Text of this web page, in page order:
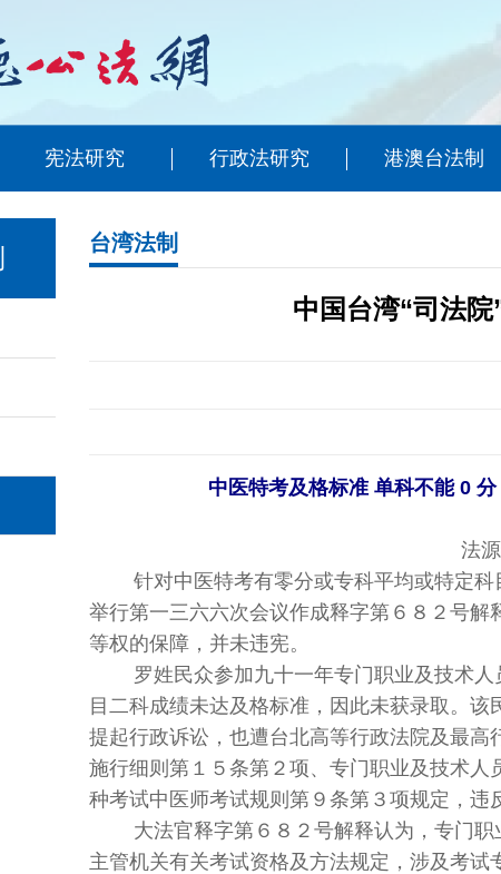
宪法研究 行政法研究 港澳台法制
台湾法制
中国台湾“司法院
中医特考及格标准 单科不能 0
法
针对中医特考有零分或专科平均或特定科
举行第一三六六次会议作成释字第６８２号
等权的保障，并未违宪。
罗姓民众参加九十一年专门职业及技术人
目二科成绩未达及格标准，因此未获录取。该
提起行政诉讼，也遭台北高等行政法院及最
施行细则第１５条第２项、专门职业及技术
种考试中医师考试规则第９条第３项规定，违
大法官释字第６８２号解释认为，专门职
主管机关有关考试资格及方法规定，涉及考